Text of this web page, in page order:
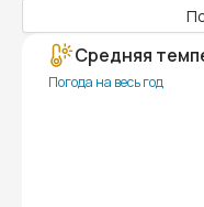
Средняя
Погода на весь год